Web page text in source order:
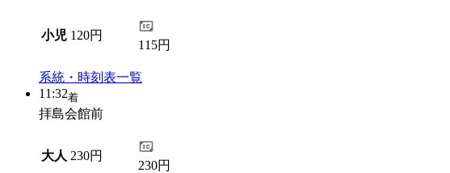
小児 120円
115円
系統・時刻表一覧
11:32着
拝島会館前
大人 230円
230円